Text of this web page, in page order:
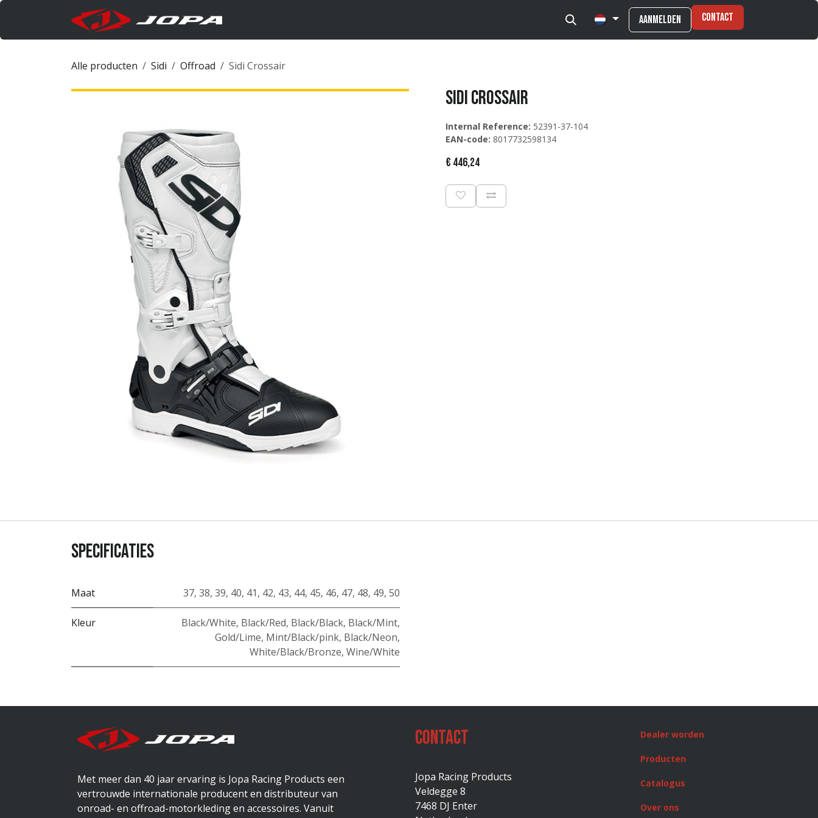
Overslaan naar inhoud
Aanmelden Contact
Alle producten Sidi Offroad Sidi Crossair
Sidi Crossair
Internal Reference: 52391-37-104
EAN-code: 8017732598134
€ 446,24
Specificaties
Maat 37, 38, 39, 40, 41, 42, 43, 44, 45, 46, 47, 48, 49, 50
Kleur Black/White, Black/Red, Black/Black, Black/Mint,
Gold/Lime, Mint/Black/pink, Black/Neon,
White/Black/Bronze, Wine/White
Met meer dan 40 jaar ervaring is Jopa Racing Products een
vertrouwde internationale producent en distributeur van
onroad- en offroad-motorkleding en accessoires. Vanuit
Contact
Jopa Racing Products
Veldegge 8
7468 DJ Enter
Dealer worden
Producten
Catalogus
Over ons